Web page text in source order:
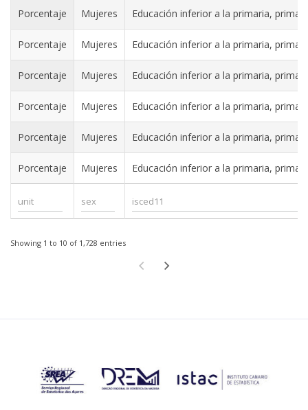
Porcentaje Mujeres Educación inferior a la primaria,
Porcentaje Mujeres Educación inferior a la primaria,
Porcentaje Mujeres Educación inferior a la primaria,
Porcentaje Mujeres Educación inferior a la primaria,
Porcentaje Mujeres Educación inferior a la primaria,
Porcentaje Mujeres Educación inferior a la primaria,
Showing 1 to 10 of 1,728 entries